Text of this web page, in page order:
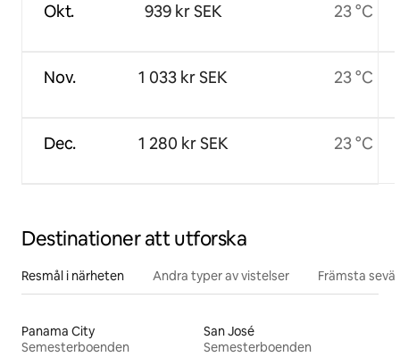
Okt.
Nov.
Dec.
939 kr SEK
1 033 kr SEK
1 280 kr SEK
23 °C
23 °C
23 °C
Destinationer att utforska
Resmål i närheten Andra typer av vistelser Främsta
Panama City
Semesterboenden
San José
Semesterboenden